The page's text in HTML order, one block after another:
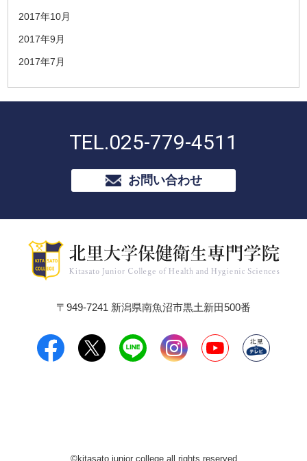
2017年10月
2017年9月
2017年7月
TEL.025-779-4511
お問い合わせ
〒949-7241 新潟県南魚沼市黒土新田500番
©kitasato junior college all rights reserved